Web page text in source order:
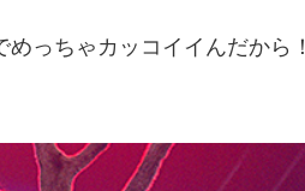
っちゃカッコイイんだから！